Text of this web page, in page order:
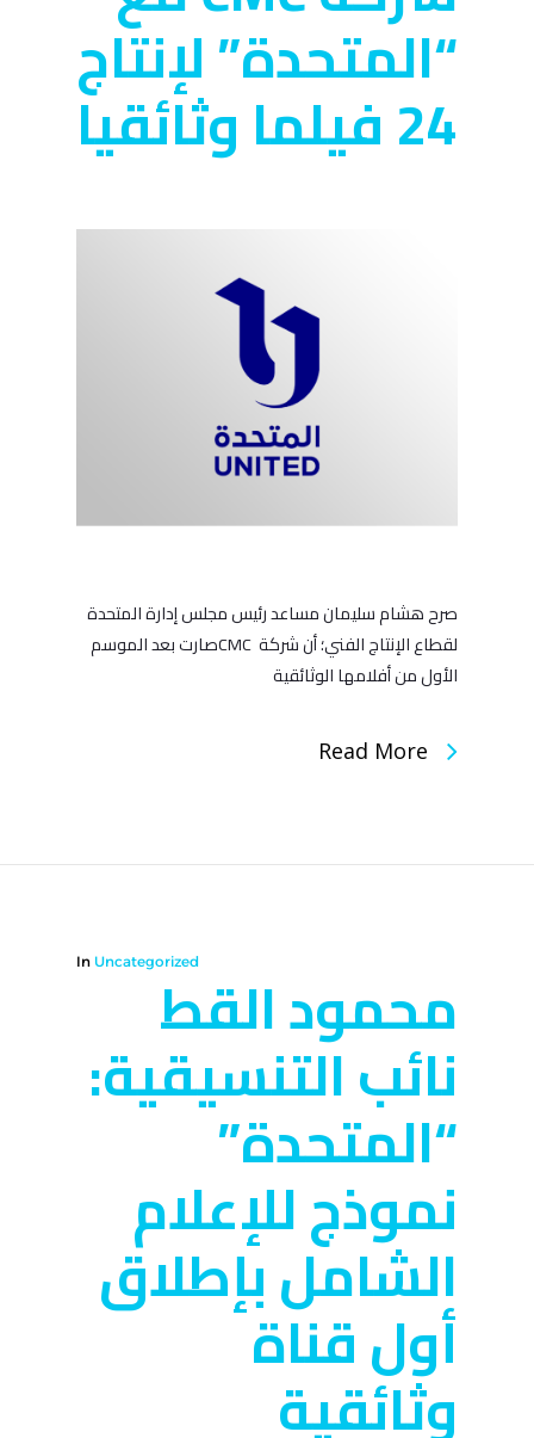
“المتحدة” لإنتاج
24 فيلما وثائقيا
صرح هشام سليمان مساعد رئيس مجلس إدارة المتحدة
لقطاع الإنتاج الفني؛ أن شركة CMCصارت بعد الموسم
الأول من أفلامها الوثائقية
Read More
In Uncategorizedمحمود القط
نائب التنسيقية:
“المتحدة”
نموذج للإعلام
الشامل بإطلاق
أول قناة
وثائقية